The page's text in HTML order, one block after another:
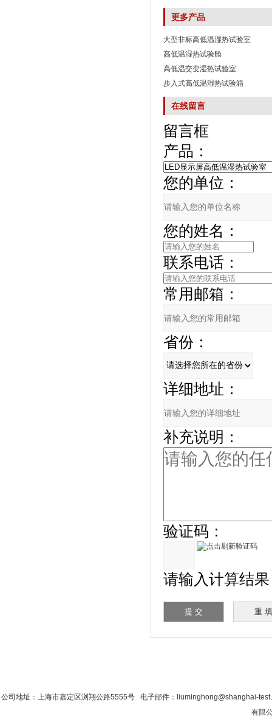
更多产品
大型非标高低温湿热试验室
高低温湿热试验舱
高低温交变湿热试验室
步入式高低温湿热试验箱
在线留言
留言框
产品：
您的单位：
您的姓名：
联系电话：
常用邮箱：
省份：
详细地址：
补充说明：
验证码：
请输入计算结果
公司地址：上海市嘉定区浏翔公路5555号 电子邮件：liuminghong@shanghai-
有限